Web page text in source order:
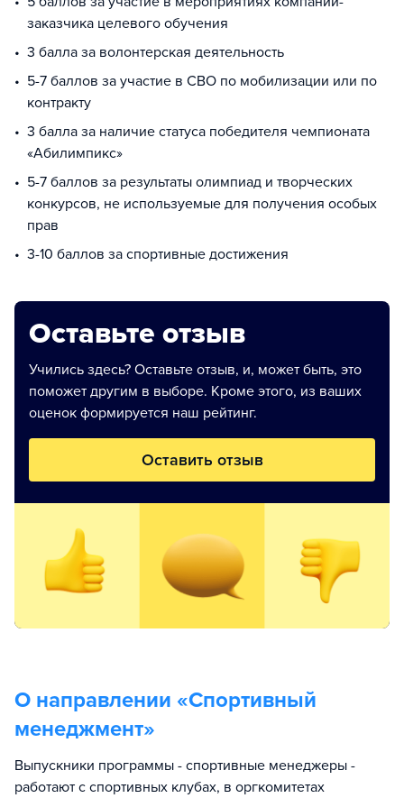
заказчика целевого обучения
3 балла за волонтерская деятельность
5-7 баллов за участие в СВО по мобилизации или по
контракту
3 балла за наличие статуса победителя чемпионата
«Абилимпикс»
5-7 баллов за результаты олимпиад и творческих
конкурсов, не используемые для получения особых
прав
3-10 баллов за спортивные достижения
Оставьте отзыв
Учились здесь? Оставьте отзыв, и, может быть, это
поможет другим в выборе. Кроме этого, из ваших
оценок формируется наш рейтинг.
Оставить отзыв
О направлении «Спортивный
менеджмент»
Выпускники программы - спортивные менеджеры -
работают с спортивных клубах, в оргкомитетах